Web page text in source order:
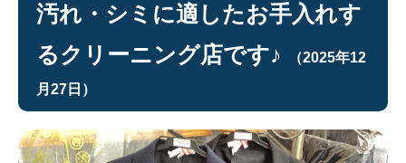
汚れ・シミに適したお手入れす
るクリーニング店です♪
（2025年12
月27日）